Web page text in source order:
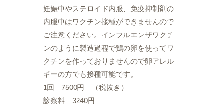
妊娠中やステロイド内服、免疫抑制剤の
内服中はワクチン接種ができませんので
ご注意ください。インフルエンザワクチ
ンのように製造過程で鶏の卵を使ってワ
クチンを作っておりませんので卵アレル
ギーの方でも接種可能です。
1回 7500円 （税抜き）
診察料 3240円